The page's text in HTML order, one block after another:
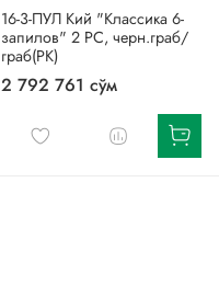
16-3-ПУЛ Кий "Классика 6-
запилов" 2 РС, черн.граб/
граб(РК)
2 792 761 сўм